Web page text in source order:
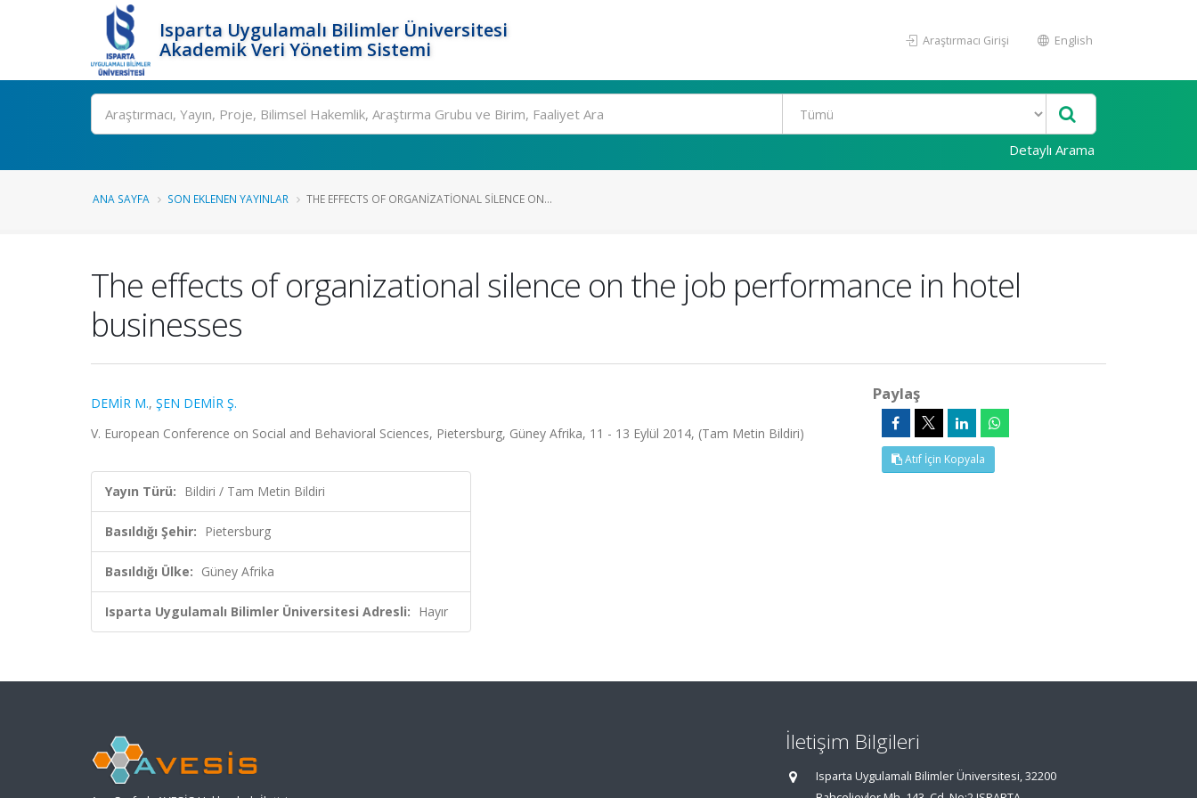
Isparta Uygulamalı Bilimler Üniversitesi
Akademik Veri Yönetim Sistemi
Araştırmacı Girişi English
Ara
Detaylı Arama
ANA SAYFA SON EKLENEN YAYINLAR THE EFFECTS OF ORGANIZATIONAL SILENCE ON...
The effects of organizational silence on the job performance in hotel
businesses
DEMİR M., ŞEN DEMİR Ş.
V. European Conference on Social and Behavioral Sciences, Pietersburg, Güney Afrika, 11 - 13 Eylül 2014, (Tam Metin Bildiri)
Yayın Türü: Bildiri / Tam Metin Bildiri
Basıldığı Şehir: Pietersburg
Basıldığı Ülke: Güney Afrika
Isparta Uygulamalı Bilimler Üniversitesi Adresli: Hayır
Paylaş
Atıf İçin Kopyala
İletişim Bilgileri
Isparta Uygulamalı Bilimler Üniversitesi, 32200